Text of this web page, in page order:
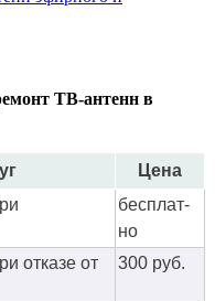
ТВ-антенн в
Цена
бес­плат­
но
отказе от
300 руб.